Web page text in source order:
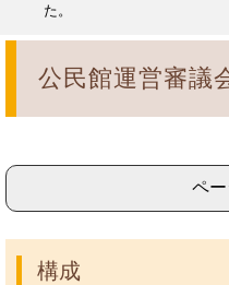
た。
公民館運営審議
ペ
構成